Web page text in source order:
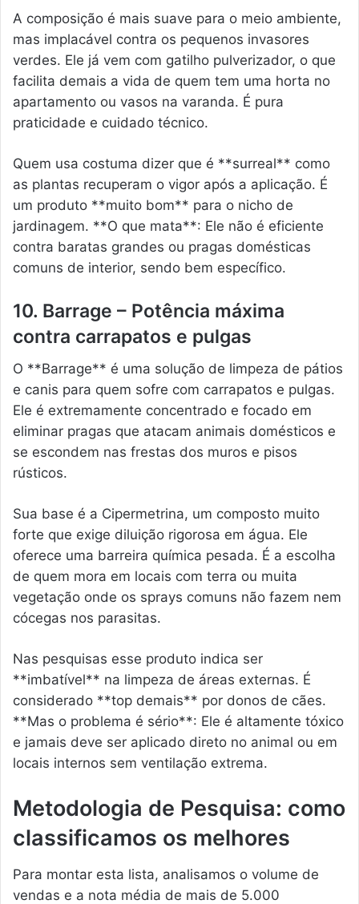
A composição é mais suave para o meio ambiente,
mas implacável contra os pequenos invasores
verdes. Ele já vem com gatilho pulverizador, o que
facilita demais a vida de quem tem uma horta no
apartamento ou vasos na varanda. É pura
praticidade e cuidado técnico.
Quem usa costuma dizer que é **surreal** como
as plantas recuperam o vigor após a aplicação. É
um produto **muito bom** para o nicho de
jardinagem. **O que mata**: Ele não é eficiente
contra baratas grandes ou pragas domésticas
comuns de interior, sendo bem específico.
10. Barrage – Potência máxima
contra carrapatos e pulgas
O **Barrage** é uma solução de limpeza de pátios
e canis para quem sofre com carrapatos e pulgas.
Ele é extremamente concentrado e focado em
eliminar pragas que atacam animais domésticos e
se escondem nas frestas dos muros e pisos
rústicos.
Sua base é a Cipermetrina, um composto muito
forte que exige diluição rigorosa em água. Ele
oferece uma barreira química pesada. É a escolha
de quem mora em locais com terra ou muita
vegetação onde os sprays comuns não fazem nem
cócegas nos parasitas.
Nas pesquisas esse produto indica ser
**imbatível** na limpeza de áreas externas. É
considerado **top demais** por donos de cães.
**Mas o problema é sério**: Ele é altamente tóxico
e jamais deve ser aplicado direto no animal ou em
locais internos sem ventilação extrema.
Metodologia de Pesquisa: como
classificamos os melhores
Para montar esta lista, analisamos o volume de
vendas e a nota média de mais de 5.000